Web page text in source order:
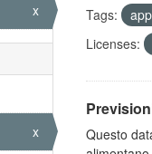
x
x
Tags: app
Licenses:
Questo